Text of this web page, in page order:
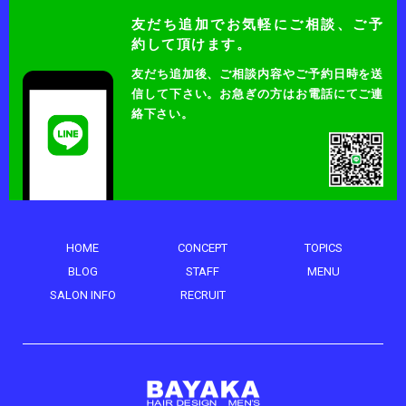
友だち追加でお気軽にご相談、ご予
約して頂けます。
友だち追加後、ご相談内容やご予約日時を送
信して下さい。 お急ぎの方はお電話にてご連
絡下さい。
HOME CONCEPT
TOPICS
BLOG
STAFF
MENU
SALON INFO
RECRUIT